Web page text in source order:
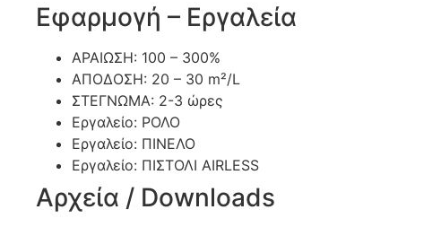
Εφαρμογή – Εργαλεία
ΑΡΑΙΩΣΗ: 100 – 300%
ΑΠΟΔΟΣΗ: 20 – 30 m²/L
ΣΤΕΓΝΩΜΑ: 2-3 ώρες
Εργαλείο: ΡΟΛΟ
Εργαλείο: ΠΙΝΕΛΟ
Εργαλείο: ΠΙΣΤΟΛΙ AIRLESS
Αρχεία / Downloads